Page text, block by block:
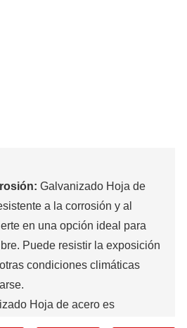
Galvanizado Hoja de
a la corrosión y al
en una opción ideal para
Puede resistir la exposición
condiciones climáticas
Hoja de acero es